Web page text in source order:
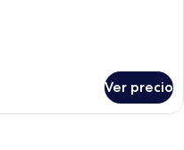
Ver precio